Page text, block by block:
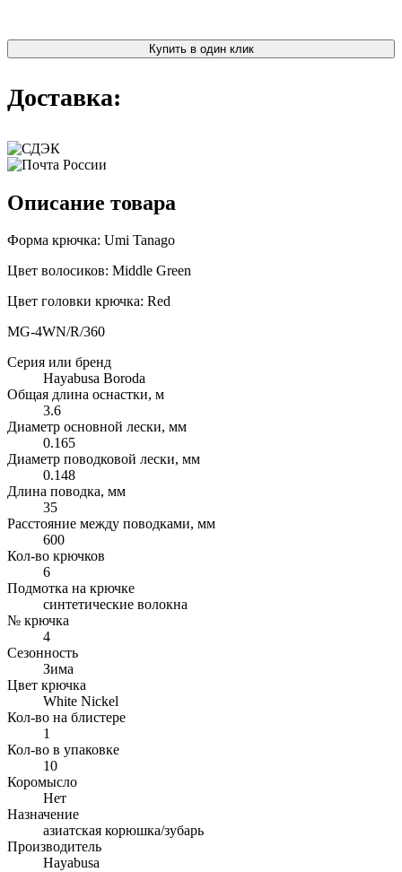
Купить в один клик
Доставка:
Описание товара
Форма крючка: Umi Tanago
Цвет волосиков: Middle Green
Цвет головки крючка: Red
MG-4WN/R/360
Серия или бренд
Hayabusa Boroda
Общая длина оснастки, м
3.6
Диаметр основной лески, мм
0.165
Диаметр поводковой лески, мм
0.148
Длина поводка, мм
35
Расстояние между поводками, мм
600
Кол-во крючков
6
Подмотка на крючке
синтетические волокна
№ крючка
4
Сезонность
Зима
Цвет крючка
White Nickel
Кол-во на блистере
1
Кол-во в упаковке
10
Коромысло
Нет
Назначение
азиатская корюшка/зубарь
Производитель
Hayabusa